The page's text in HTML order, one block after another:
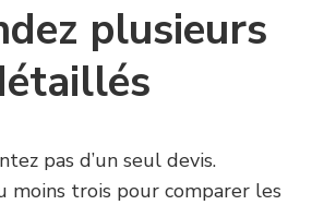
plusieurs
pas d’un seul devis.
moins trois pour comparer les